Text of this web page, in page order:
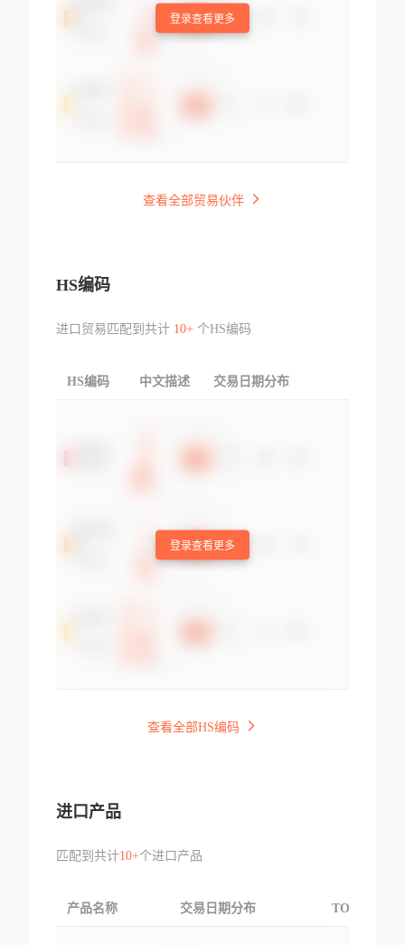
登录查看更多
查看全部贸易伙伴
HS编码
进口贸易匹配到共计 10+个HS编码
HS编码 中文描述 交易日期分布
登录查看更多
查看全部HS编码
进口产品
匹配到共计10+个进口产品
产品名称 交易日期分布 TOP3交易国